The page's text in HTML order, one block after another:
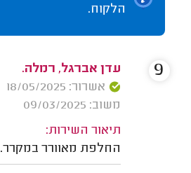
הלקוח.
עדן אברגל, רמלה.
אשרור: 18/05/2025
משוב: 09/03/2025
תיאור השירות:
החלפת מאוורר במקרר.
9